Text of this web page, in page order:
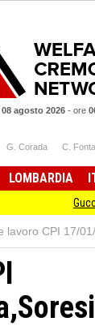
08 agosto 2026- ore
G. Corada C.
LOMBARDIA
Guccini,
lavoro CPI 17/